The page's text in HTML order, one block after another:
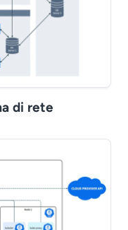
di rete